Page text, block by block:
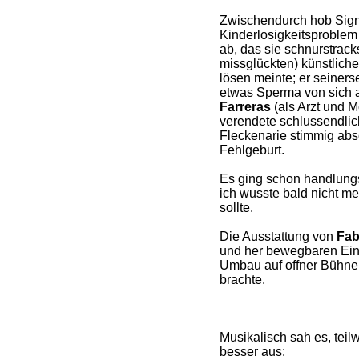
Zwischendurch hob
ab, das sie
missglückten)
lösen meinte; er
etwas Sperma von sich
Farreras(als Arzt und
verendete
Fleckenarie stimmig
Fehlgeburt.
Es ging schon
ich wusste bald nicht
sollte.
Die Ausstattung von
und her bewegbaren
Umbau auf offner
brachte.
Musikalisch sah es,
besser aus: